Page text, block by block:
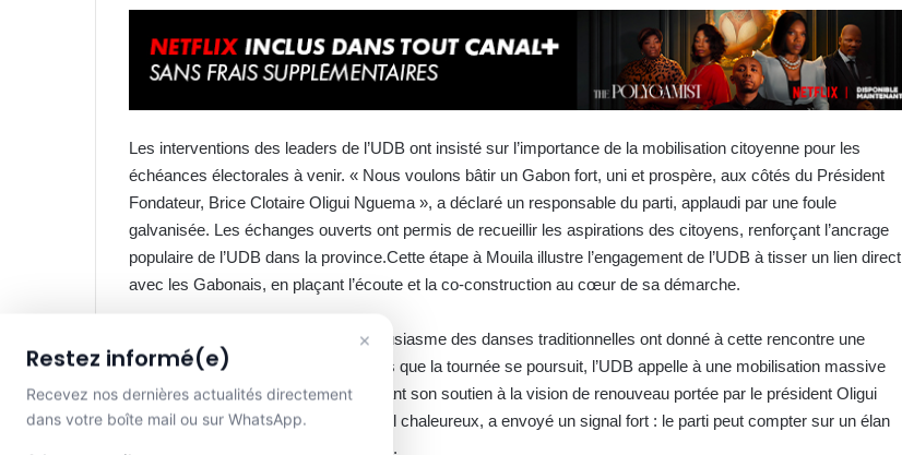
Les interventions des leaders de l’UDB ont insisté sur l’importance de la mobilisation citoyenne pour les
échéances électorales à venir. « Nous voulons bâtir un Gabon fort, uni et prospère, aux côtés du Président
Fondateur, Brice Clotaire Oligui Nguema », a déclaré un responsable du parti, applaudi par une foule
galvanisée. Les échanges ouverts ont permis de recueillir les aspirations des citoyens, renforçant l’ancrage
populaire de l’UDB dans la province.Cette étape à Mouila illustre l’engagement de l’UDB à tisser un lien direct
avec les Gabonais, en plaçant l’écoute et la co-construction au cœur de sa démarche.
La ferveur des participants et l’enthousiasme des danses traditionnelles ont donné à cette rencontre une
dimension festive et fédératrice. Alors que la tournée se poursuit, l’UDB appelle à une mobilisation massive
pour les législatives, tout en réaffirmant son soutien à la vision de renouveau portée par le président Oligui
Nguema. La Ngounié, par son accueil chaleureux, a envoyé un signal fort : le parti peut compter sur un élan
populaire pour bâtir l’avenir du Gabon.
×
Restez informé(e)
Recevez nos dernières actualités directement
dans votre boîte mail ou sur WhatsApp.